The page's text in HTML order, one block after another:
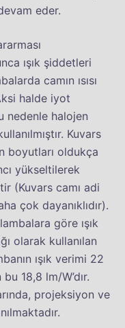
eder.
ışık şiddetleri
camın ısısı
halde iyot
nedenle halojen
Kuvars
boyutları oldukça
yükseltilerek
(Kuvars camı adi
çok dayanıklıdır).
göre ışık
olarak kullanılan
ışık verimi 22
18,8 lm/W’dır.
projeksiyon ve